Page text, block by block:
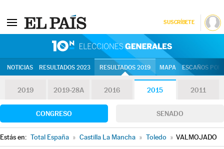
SUSCRÍBETE
NOTICIAS RESULTADOS 2023 RESULTADOS 2019 MAPA ESCAÑOS
2019 2019-28A 2016 2015 2011
CONGRESO SENADO
Estás en: Total España » Castilla La Mancha » Toledo » VALMOJADO